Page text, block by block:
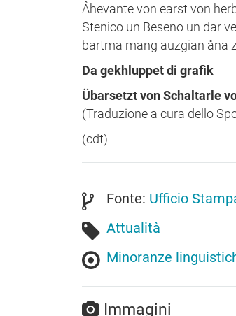
Åhevante von earst von
Stenico un Beseno un dar
bartma mang auzgian åna
Da gekhluppet di grafìk
Übarsetzt von Schaltarle
(Traduzione a cura dello
(cdt)
Fonte: Ufficio
Attualità
Minoranze
Immagini